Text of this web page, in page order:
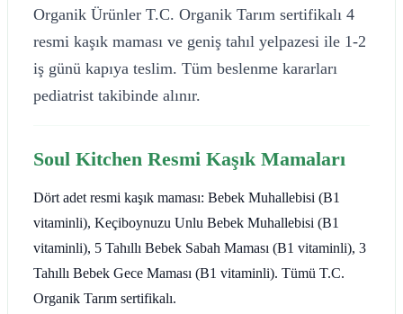
Organik Ürünler T.C. Organik Tarım sertifikalı 4
resmi kaşık maması ve geniş tahıl yelpazesi ile 1-2
iş günü kapıya teslim. Tüm beslenme kararları
pediatrist takibinde alınır.
Soul Kitchen Resmi Kaşık Mamaları
Dört adet resmi kaşık maması: Bebek Muhallebisi (B1
vitaminli), Keçiboynuzu Unlu Bebek Muhallebisi (B1
vitaminli), 5 Tahıllı Bebek Sabah Maması (B1 vitaminli), 3
Tahıllı Bebek Gece Maması (B1 vitaminli). Tümü T.C.
Organik Tarım sertifikalı.